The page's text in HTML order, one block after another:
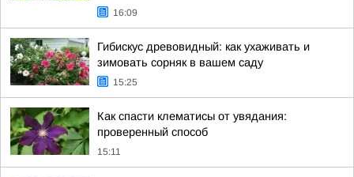
16:09
Гибискус древовидный: как ухаживать и
зимовать сорняк в вашем саду
15:25
Как спасти клематисы от увядания:
проверенный способ
15:11